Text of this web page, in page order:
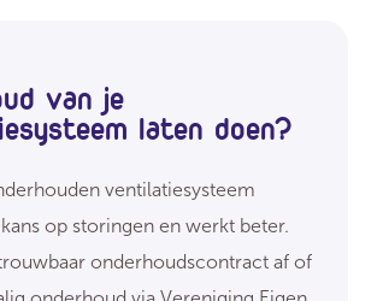
van je
laten doen?
ventilatiesysteem
op storingen en werkt beter.
onderhoudscontract af of